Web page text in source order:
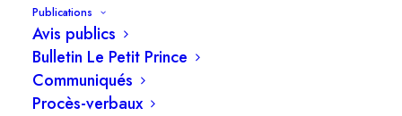
Publications
Avis publics
Bulletin Le Petit Prince
Communiqués
Procès-verbaux